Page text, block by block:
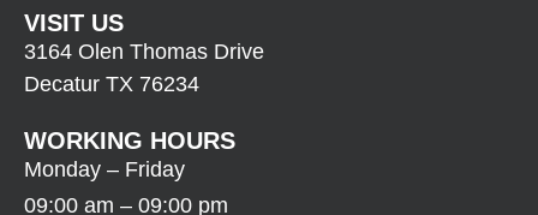
VISIT US
3164 Olen Thomas Drive
Decatur TX 76234
WORKING HOURS
Monday – Friday
09:00 am – 09:00 pm